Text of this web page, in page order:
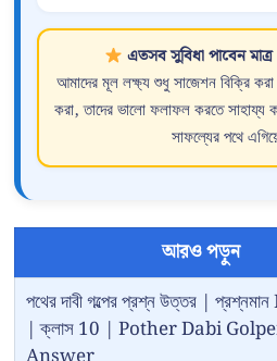
এতসব সুবিধা পাবেন
আমাদের মূল লক্ষ্য শুধু সাজেশন বিক্রি
করা, তাদের ভালো ফলাফল করতে সাহায্য
সাফল্যের পথে
আরও পড়ুন
পথের দাবী গল্পের প্রশ্ন উত্তর |
| ক্লাস 10 | Pother Dabi